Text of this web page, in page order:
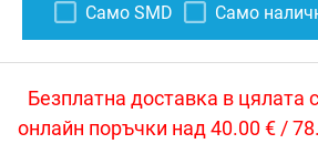
Само SMD Само
Безплатна доставка в цялата
онлайн поръчки над 40.00 € /